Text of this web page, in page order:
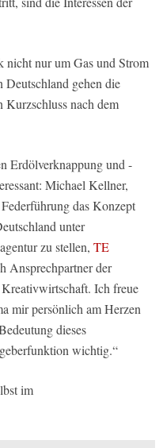
nicht nur um Gas und Strom
gehen die
nach dem
Erdölverknappung und -
Michael Kellner,
das Konzept
unter
zu stellen, TE
Ansprechpartner der
Ich freue
mir persönlich am Herzen
dieses
wichtig.“
im